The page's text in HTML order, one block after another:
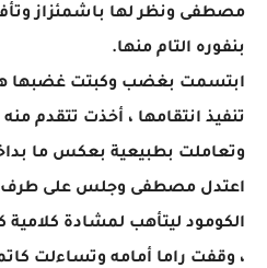
مصطفى ونظر لها باشمئزاز
بنفوره التام منها.
ابتسمت بغضب وكبتت غضبها
تنفيذ انتقامها ، أخذت تتقدم منه
وتعاملت بطبيعية بعكس ما
اعتدل مصطفى وجلس على طرف
الكومود ليتأهب لمشادة
، وقفت راما أمامه وتساءلت